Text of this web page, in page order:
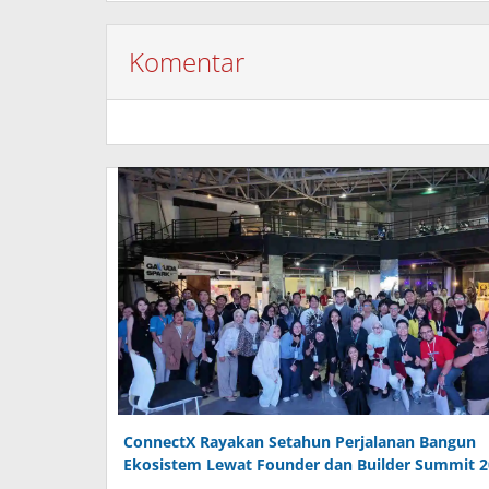
Komentar
ConnectX Rayakan Setahun Perjalanan Bangun
Ekosistem Lewat Founder dan Builder Summit